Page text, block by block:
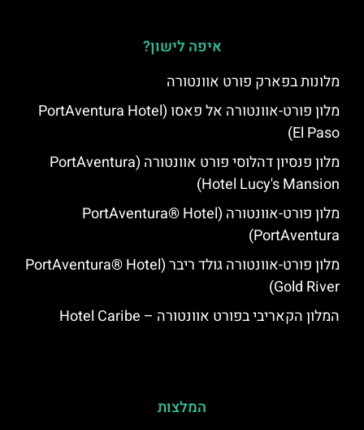
איפה לישון?
מלונות בפארק פורט אוונטורה
מלון פורט-אוונטורה אל פאסו (PortAventura Hotel
El Paso)
מלון פנסיון דהלוסי פורט אוונטורה (PortAventura
Hotel Lucy's Mansion‬)
מלון פורט-אוונטורה (PortAventura® Hotel
PortAventura)
מלון פורט-אוונטורה גולד ריבר (PortAventura® Hotel
Gold River)
המלון הקאריבי בפורט אוונטורה – Hotel Caribe
המלצות